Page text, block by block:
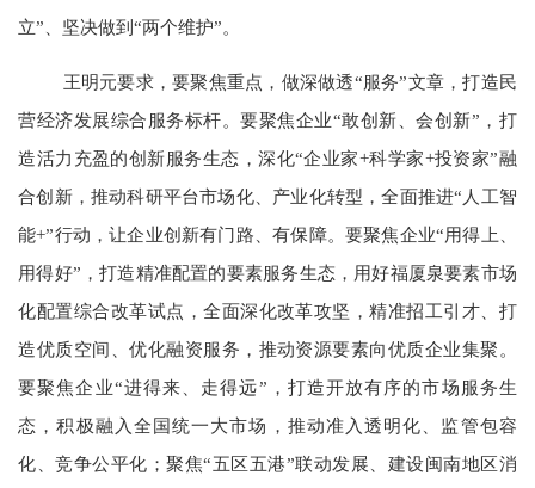
立”、坚决做到“两个维护”。
王明元要求，要聚焦重点，做深做透“服务”文章，打造民
营经济发展综合服务标杆。要聚焦企业“敢创新、会创新”，打
造活力充盈的创新服务生态，深化“企业家+科学家+投资家”融
合创新，推动科研平台市场化、产业化转型，全面推进“人工智
能+”行动，让企业创新有门路、有保障。要聚焦企业“用得上、
用得好”，打造精准配置的要素服务生态，用好福厦泉要素市场
化配置综合改革试点，全面深化改革攻坚，精准招工引才、打
造优质空间、优化融资服务，推动资源要素向优质企业集聚。
要聚焦企业“进得来、走得远”，打造开放有序的市场服务生
态，积极融入全国统一大市场，推动准入透明化、监管包容
化、竞争公平化；聚焦“五区五港”联动发展、建设闽南地区消